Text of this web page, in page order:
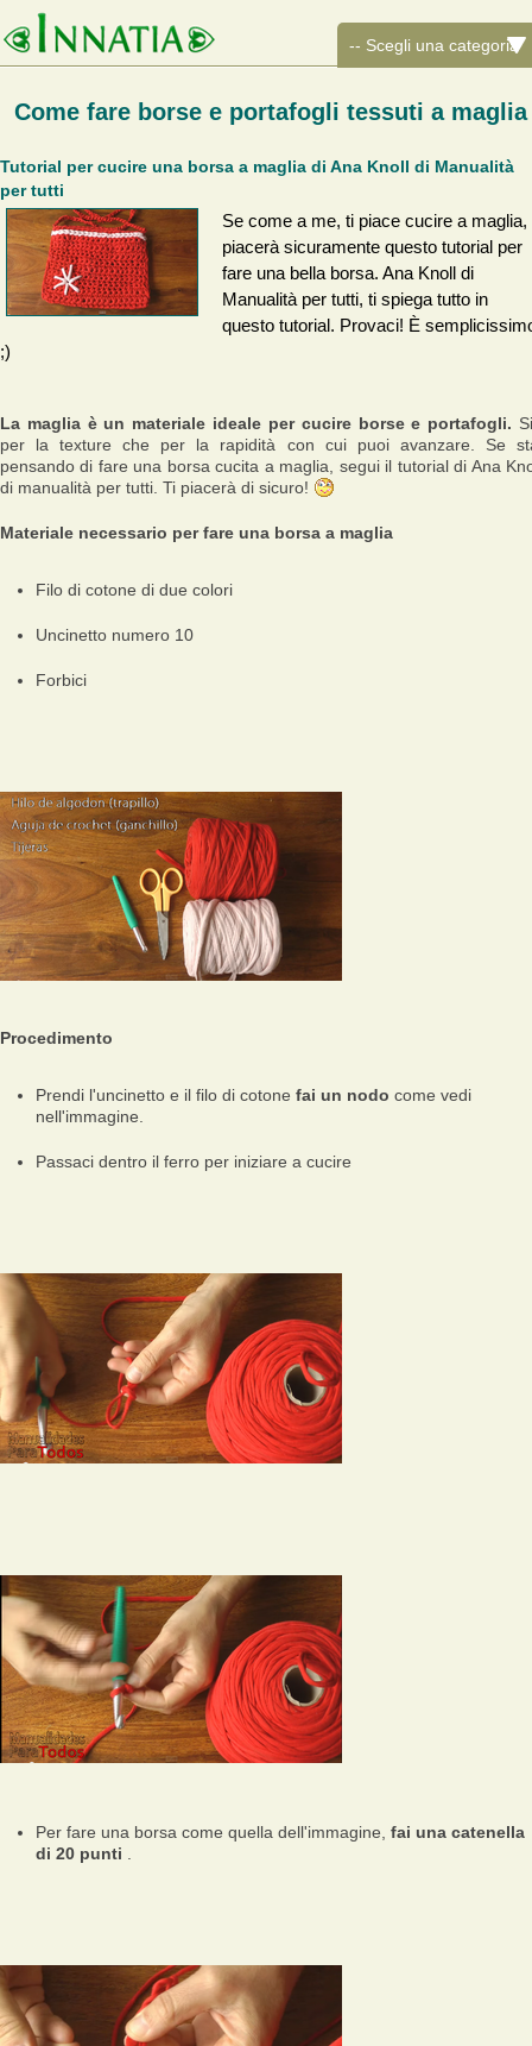
Come fare borse e portafogli tessuti a maglia
Tutorial per cucire una borsa a maglia di Ana Knoll di Manualità
per tutti
Se come a me, ti piace cucire a maglia,
piacerà sicuramente questo tutorial per
fare una bella borsa. Ana Knoll di
Manualità per tutti, ti spiega tutto in
questo tutorial. Provaci! È
;)
La maglia è un materiale ideale per cucire borse e portafogli.
per la texture che per la rapidità con cui puoi avanzare. Se
pensando di fare una borsa cucita a maglia, segui il tutorial di Ana
di manualità per tutti. Ti piacerà di sicuro!
Materiale necessario per fare una borsa a maglia
Filo di cotone di due colori
Uncinetto numero 10
Forbici
Procedimento
Prendi l'uncinetto e il filo di cotone fai un nodo come vedi
nell'immagine.
Passaci dentro il ferro per iniziare a cucire
Per fare una borsa come quella dell'immagine, fai una catenella
di 20 punti